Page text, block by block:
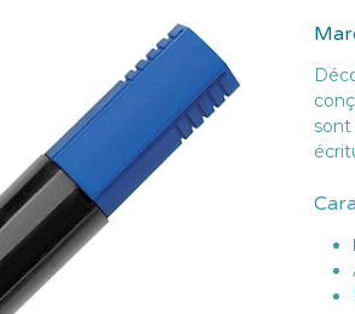
sont